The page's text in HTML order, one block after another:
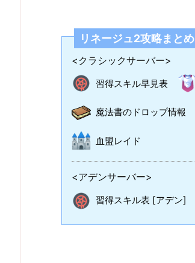
リネージュ2攻略まとめ
<クラシックサーバー>
習得スキル早見表
魔法書のドロップ情報
血盟レイド
<アデンサーバー>
習得スキル表 [アデン]